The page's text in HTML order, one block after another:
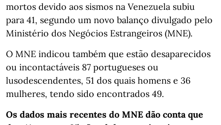
mortos devido aos sismos na Venezuela subiu
para 41, segundo um novo balanço divulgado pelo
Ministério dos Negócios Estrangeiros (MNE).
O MNE indicou também que estão desaparecidos
ou incontactáveis 87 portugueses ou
lusodescendentes, 51 dos quais homens e 36
mulheres, tendo sido encontrados 49.
Os dados mais recentes do MNE dão conta que